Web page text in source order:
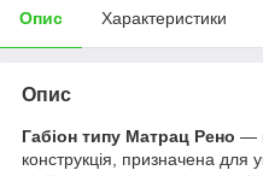
Опис Характеристики
Опис
Габіон типу Матрац Рено —
конструкція, призначена для